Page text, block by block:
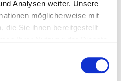
Analysen weiter. Unsere
möglicherweise mit
die Sie ihnen bereitgestellt
des Rückstandes.
des Auftragnehmers ist
rechtskräftig festgestellten
Herausgabe von